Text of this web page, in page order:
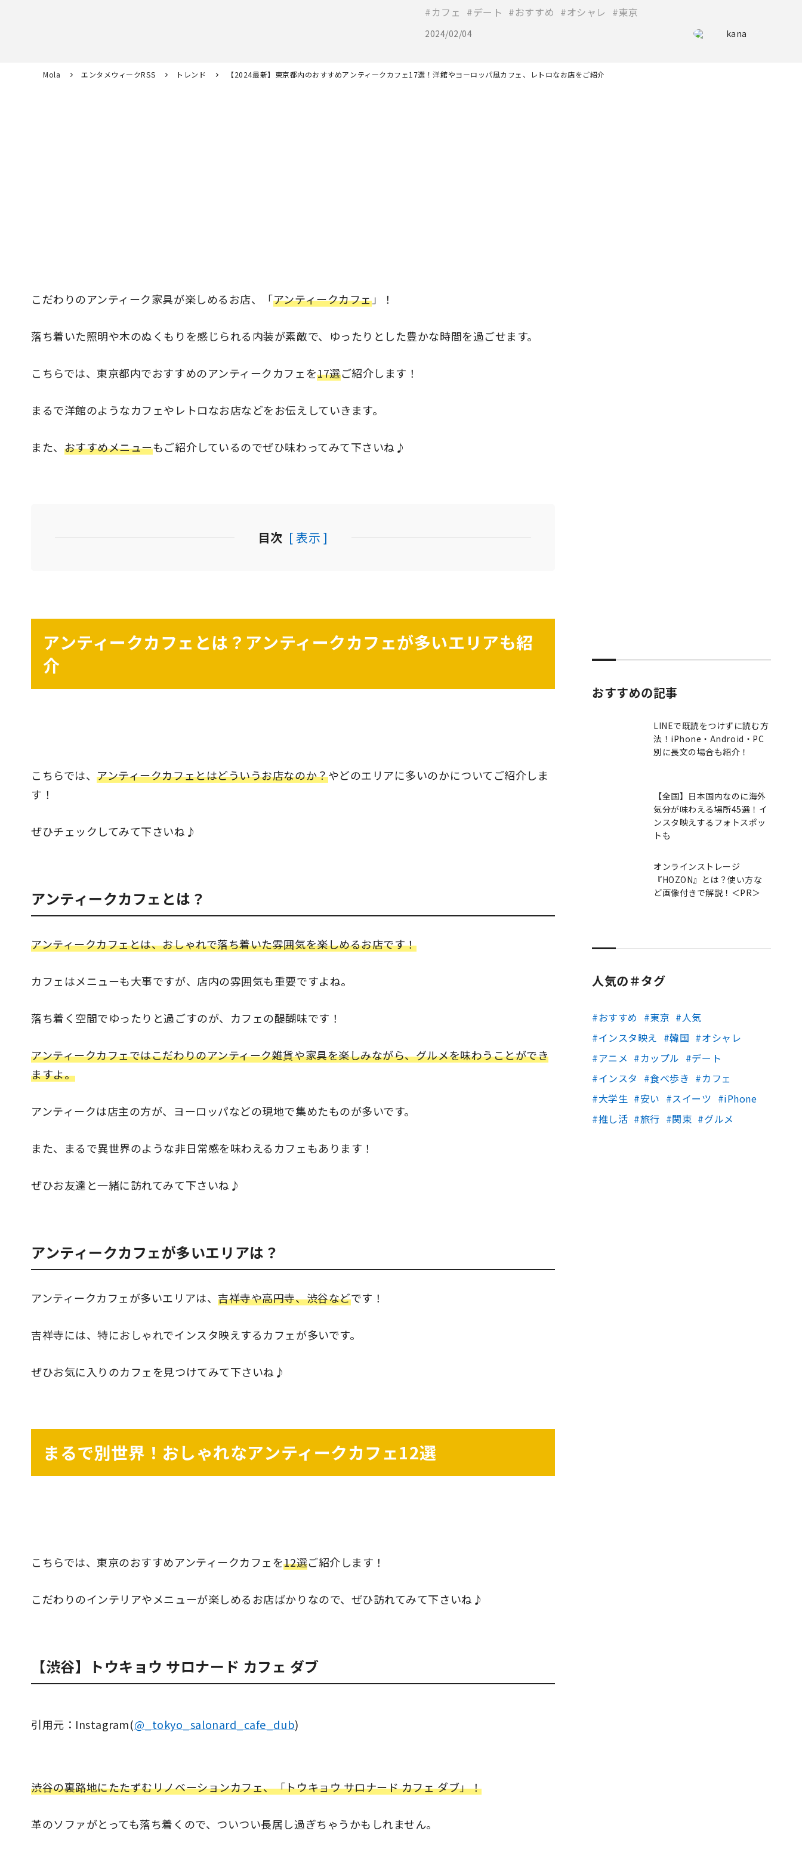
カフェ デート おすすめ オシャレ 東京
2024/02/04 kana
Mola エンタメウィークRSS トレンド 【2024最新】東京都内のおすすめアンティークカフェ17選！洋館やヨーロッパ風カフェ、レトロなお店をご紹介
こだわりのアンティーク家具が楽しめるお店、「アンティークカフェ」！
落ち着いた照明や木のぬくもりを感じられる内装が素敵で、ゆったりとした豊かな時間を過ごせます。
こちらでは、東京都内でおすすめのアンティークカフェを17選ご紹介します！
まるで洋館のようなカフェやレトロなお店などをお伝えしていきます。
また、 おすすめメニューもご紹介しているのでぜひ味わってみて下さいね♪
目次 [ 表示 ]
アンティークカフェとは？アンティークカフェが多いエリアも紹
介
こちらでは、アンティークカフェとはどういうお店なのか？やどのエリアに多いのかについてご紹介しま
す！
ぜひチェックしてみて下さいね♪
アンティークカフェとは？
アンティークカフェとは、おしゃれで落ち着いた雰囲気を楽しめるお店です！
カフェはメニューも大事ですが、店内の雰囲気も重要ですよね。
落ち着く空間でゆったりと過ごすのが、カフェの醍醐味です！
アンティークカフェではこだわりのアンティーク雑貨や家具を楽しみながら、グルメを味わうことができ
ますよ。
アンティークは店主の方が、ヨーロッパなどの現地で集めたものが多いです。
また、まるで異世界のような非日常感を味わえるカフェもあります！
ぜひお友達と一緒に訪れてみて下さいね♪
アンティークカフェが多いエリアは？
アンティークカフェが多いエリアは、吉祥寺や高円寺、渋谷などです！
吉祥寺には、特におしゃれでインスタ映えするカフェが多いです。
ぜひお気に入りのカフェを見つけてみて下さいね♪
まるで別世界！おしゃれなアンティークカフェ12選
こちらでは、東京のおすすめアンティークカフェを12選ご紹介します！
こだわりのインテリアやメニューが楽しめるお店ばかりなので、ぜひ訪れてみて下さいね♪
【渋谷】トウキョウ サロナード カフェ ダブ
引用元：Instagram(@_tokyo_salonard_cafe_dub)
渋谷の裏路地にたたずむリノベーションカフェ、「トウキョウ サロナード カフェ ダブ」！
革のソファがとっても落ち着くので、ついつい長居し過ぎちゃうかもしれません。
おすすめの記事
LINEで既読をつけずに読む方
法！iPhone・Android・PC
別に長文の場合も紹介！
【全国】日本国内なのに海外
気分が味わえる場所45選！イ
ンスタ映えするフォトスポッ
トも
オンラインストレージ
『HOZON』とは？使い方な
ど画像付きで解説！＜PR＞
人気の＃タグ
おすすめ 東京
人気
インスタ映え
韓国
オシャレ
アニメ
カップル
デート
インスタ
食べ歩き
カフェ
大学生
安い スイーツ
iPhone
推し活
旅行 関東 グルメ